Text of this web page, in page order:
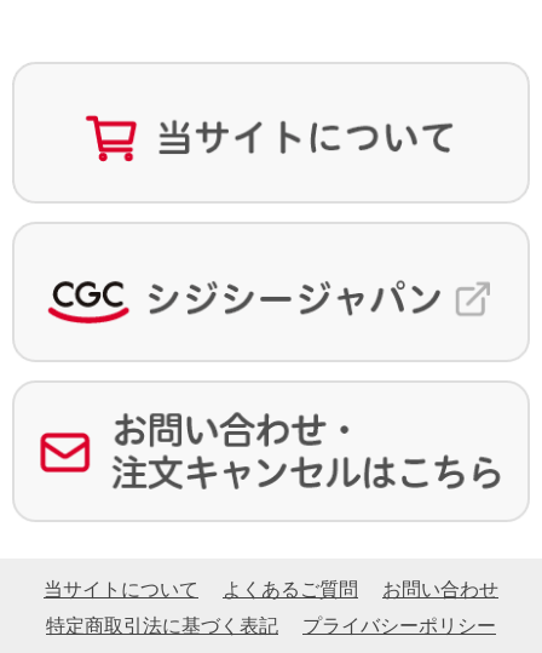
当サイトについて よくあるご質問
お問い合わせ
特定商取引法に基づく表記
プライバシーポリシー